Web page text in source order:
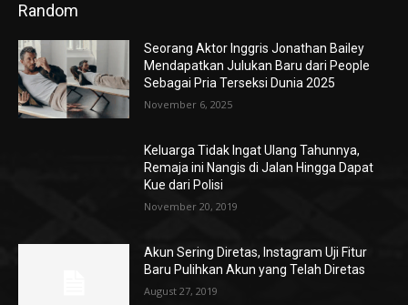
Random
Seorang Aktor Inggris Jonathan Bailey
Mendapatkan Julukan Baru dari People
Sebagai Pria Terseksi Dunia 2025
November 6, 2025
Keluarga Tidak Ingat Ulang Tahunnya,
Remaja ini Nangis di Jalan Hingga Dapat
Kue dari Polisi
November 20, 2019
Akun Sering Diretas, Instagram Uji Fitur
Baru Pulihkan Akun yang Telah Diretas
August 27, 2019